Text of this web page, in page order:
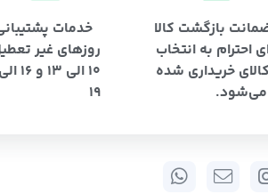
بازگشت کالا
برای احترام به انتخاب
خریداری شده
می‌شود.
خدمات
روزهای غیر
10 الی 13 و 16 الی
19